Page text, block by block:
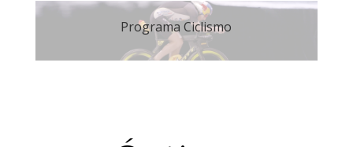
Programa Ciclismo